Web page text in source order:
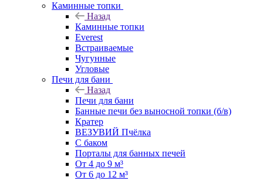
Каминные топки
Назад
Каминные топки
Everest
Встраиваемые
Чугунные
Угловые
Печи для бани
Назад
Печи для бани
Банные печи без выносной топки (б/в)
Кратер
ВЕЗУВИЙ Пчёлка
С баком
Порталы для банных печей
От 4 до 9 м³
От 6 до 12 м³